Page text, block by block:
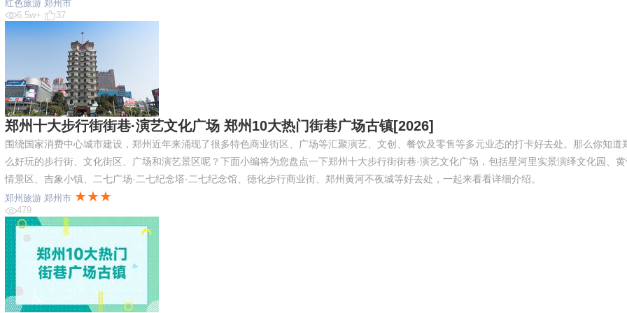
红色旅游 郑州市
6.5w+
37
郑州十大步行街街巷·演艺文化广场 郑州10大热门街巷广场古镇[2026]
围绕国家消费中心城市建设，郑州近年来涌现了很多特色商业街区、广场等汇聚演艺、文创、餐饮及零售等多元业态的打卡好去处。那么你知道
么好玩的步行街、文化街区、广场和演艺景区呢？下面小编将为您盘点一下郑州十大步行街街巷·演艺文化广场，包括星河里实景演绎文化园、
情景区、吉象小镇、二七广场·二七纪念塔·二七纪念馆、德化步行商业街、郑州黄河不夜城等好去处，一起来看看详细介绍。
郑州旅游 郑州市 ★★★
479